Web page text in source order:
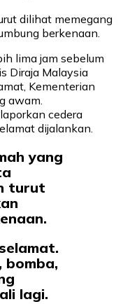
dilihat memegang
berkenaan.
lima jam sebelum
Diraja Malaysia
Kementerian
awam.
cedera
dijalankan.
yang
turut
bomba,
lagi.